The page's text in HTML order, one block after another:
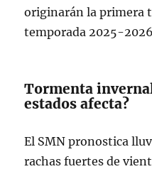
originarán la primera
temporada 2025-
Tormenta
estados afecta?
El SMN pronostica
rachas fuertes de